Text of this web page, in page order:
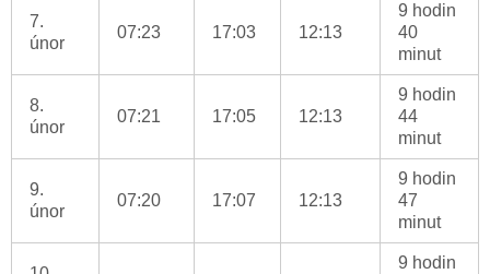
7.
únor
07:23 17:03 12:13
9 hodin
40
minut
8.
únor
07:21 17:05 12:13
9 hodin
44
minut
9.
únor
07:20 17:07 12:13
9 hodin
47
minut
9 hodin